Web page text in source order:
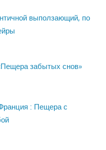
выползающий, по
забытых снов»
: Пещера с